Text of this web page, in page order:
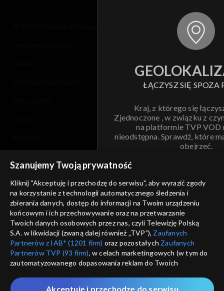
ŁĄCZYSZ SIĘ SPOZA
Kraj, z którego się
Zjednoczone , w związku z
na platformie TVP VOD
nieodstępna. Sprawdź, które
obejrzeć.
ANULUJ
informacje o dostawcy usług
Szanujemy Twoją prywatność
Kliknij "Akceptuję i przechodzę do serwisu", aby wyrazić zgody
na korzystanie z technologii automatycznego śledzenia i
zbierania danych, dostęp do informacji na Twoim urządzeniu
końcowym i ich przechowywanie oraz na przetwarzanie
Twoich danych osobowych przez nas, czyli Telewizję Polską
S.A. w likwidacji (zwaną dalej również „TVP”), Zaufanych
Partnerów z IAB* (1201 firm) oraz pozostałych Zaufanych
Partnerów TVP (93 firm), w celach marketingowych (w tym do
zautomatyzowanego dopasowania reklam do Twoich
które wskazujemy poniżej, a także zgody na udostępnianie
Akceptuję i przechodzę do serwisu